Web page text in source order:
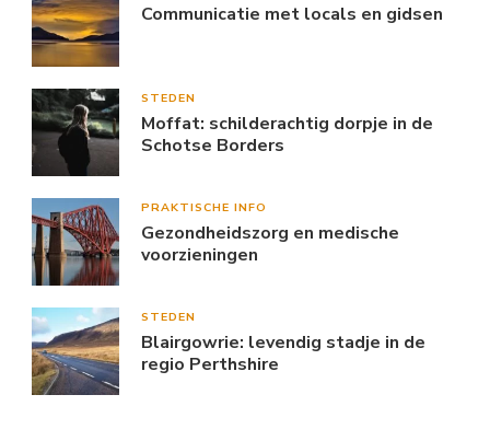
Communicatie met locals en gidsen
STEDEN
Moffat: schilderachtig dorpje in de
Schotse Borders
PRAKTISCHE INFO
Gezondheidszorg en medische
voorzieningen
STEDEN
Blairgowrie: levendig stadje in de
regio Perthshire